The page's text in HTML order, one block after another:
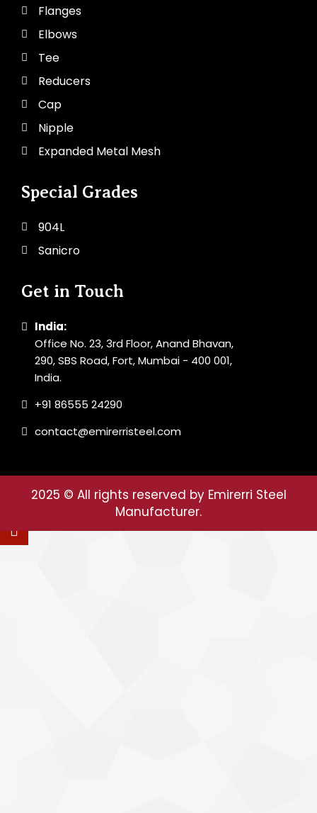
Flanges
Elbows
Tee
Reducers
Cap
Nipple
Expanded Metal Mesh
Special Grades
904L
Sanicro
Get in Touch
India:
Office No. 23, 3rd Floor, Anand Bhavan,
290, SBS Road, Fort, Mumbai - 400 001,
India.
+91 86555 24290
contact@emirerristeel.com
2025 © All rights reserved by Emirerri Steel
Manufacturer.